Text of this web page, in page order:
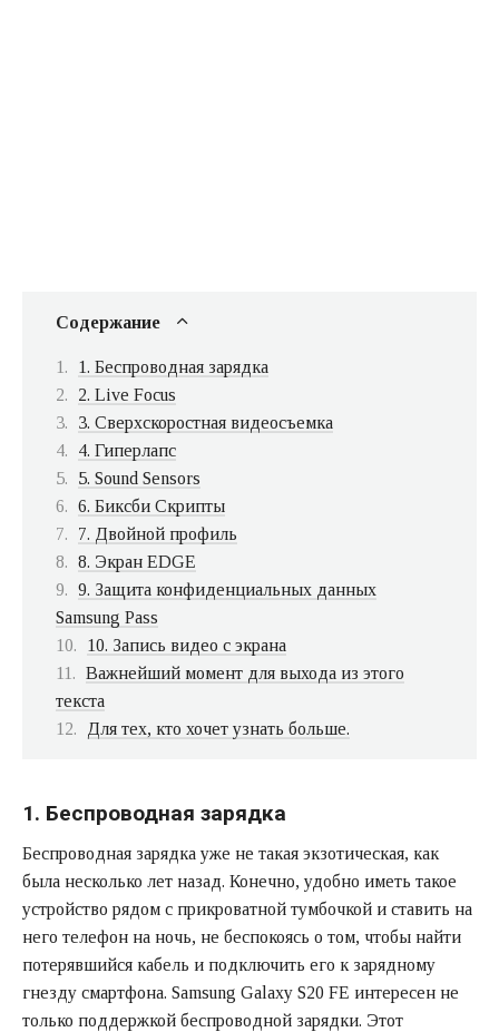
Содержание
1. Беспроводная зарядка
2. Live Focus
3. Сверхскоростная видеосъемка
4. Гиперлапс
5. Sound Sensors
6. Биксби Скрипты
7. Двойной профиль
8. Экран EDGE
9. Защита конфиденциальных данных
Samsung Pass
10. Запись видео с экрана
Важнейший момент для выхода из этого
текста
Для тех, кто хочет узнать больше.
1. Беспроводная зарядка
Беспроводная зарядка уже не такая экзотическая, как
была несколько лет назад. Конечно, удобно иметь такое
устройство рядом с прикроватной тумбочкой и ставить на
него телефон на ночь, не беспокоясь о том, чтобы найти
потерявшийся кабель и подключить его к зарядному
гнезду смартфона. Samsung Galaxy S20 FE интересен не
только поддержкой беспроводной зарядки. Этот